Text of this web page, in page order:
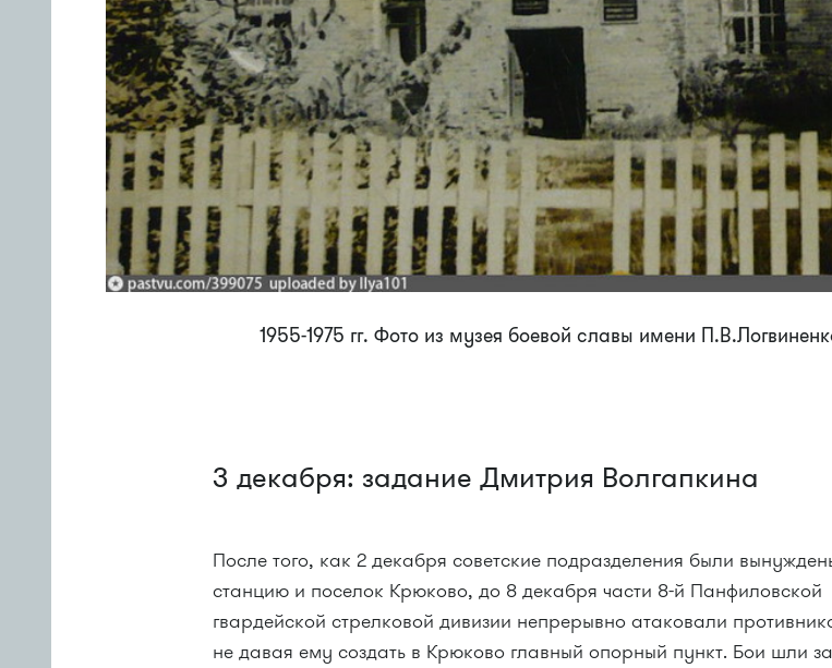
1955-1975 гг. Фото из музея боевой славы имени
3 декабря: задание Дмитрия Волгапкина
После того, как 2 декабря советские подразделения были
станцию и поселок Крюково, до 8 декабря части 8-й Панфиловской
гвардейской стрелковой дивизии непрерывно атаковали
не давая ему создать в Крюково главный опорный пункт. Бои шли